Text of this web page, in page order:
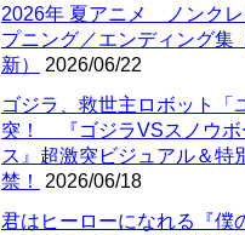
2026年 夏アニメ ノンクレ
プニング／エンディング集
新）
2026/06/22
ゴジラ、救世主ロボット「
突！ 『ゴジラVSスノウボ
ス』超激突ビジュアル＆特
禁！
2026/06/18
君はヒーローになれる『僕